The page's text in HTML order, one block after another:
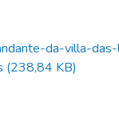
da-villa-
(238,84 KB)